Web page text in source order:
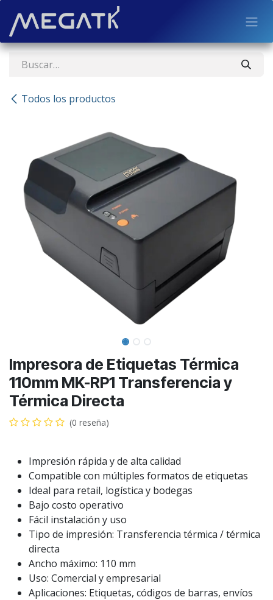
Todos los productos
Impresora de Etiquetas Térmica
110mm MK-RP1 Transferencia y
Térmica Directa
(0 reseña)
Impresión rápida y de alta calidad
Compatible con múltiples formatos de etiquetas
Ideal para retail, logística y bodegas
Bajo costo operativo
Fácil instalación y uso
Tipo de impresión: Transferencia térmica / térmica
directa
Ancho máximo: 110 mm
Uso: Comercial y empresarial
Aplicaciones: Etiquetas, códigos de barras, envíos